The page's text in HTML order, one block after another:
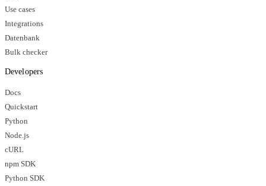
Use cases
Integrations
Datenbank
Bulk checker
Developers
Docs
Quickstart
Python
Node.js
cURL
npm SDK
Python SDK